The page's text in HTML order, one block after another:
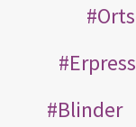
Blinder